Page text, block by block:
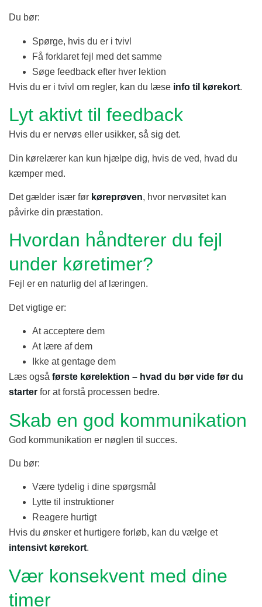
Du bør:
Spørge, hvis du er i tvivl
Få forklaret fejl med det samme
Søge feedback efter hver lektion
Hvis du er i tvivl om regler, kan du læse info til kørekort.
Lyt aktivt til feedback
Hvis du er nervøs eller usikker, så sig det.
Din kørelærer kan kun hjælpe dig, hvis de ved, hvad du
kæmper med.
Det gælder især før køreprøven, hvor nervøsitet kan
påvirke din præstation.
Hvordan håndterer du fejl
under køretimer?
Fejl er en naturlig del af læringen.
Det vigtige er:
At acceptere dem
At lære af dem
Ikke at gentage dem
Læs også første kørelektion – hvad du bør vide før du
starter for at forstå processen bedre.
Skab en god kommunikation
God kommunikation er nøglen til succes.
Du bør:
Være tydelig i dine spørgsmål
Lytte til instruktioner
Reagere hurtigt
Hvis du ønsker et hurtigere forløb, kan du vælge et
intensivt kørekort.
Vær konsekvent med dine
timer